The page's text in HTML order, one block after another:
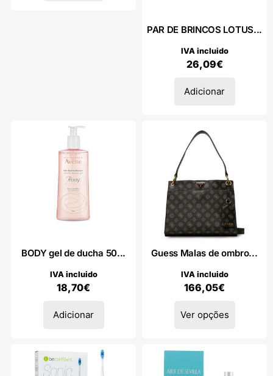
PAR DE BRINCOS LOTUS...
26,09€
IVA incluido
Adicionar
BODY gel de ducha 50...
18,70€
IVA incluido
Adicionar
Guess Malas de ombro...
166,05€
IVA incluido
Ver opções